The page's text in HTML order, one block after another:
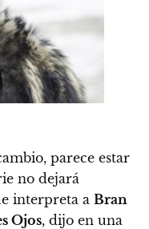
parece estar
no dejará
interpreta a Bran
Ojos, dijo en una